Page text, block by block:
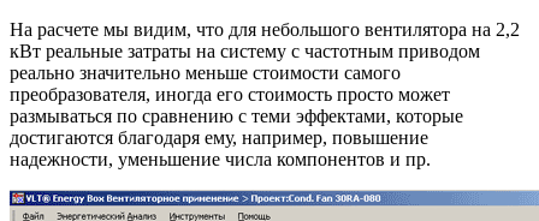
На расчете мы видим, что для небольшого вентилятора на 2,2
кВт реальные затраты на систему с частотным приводом
реально значительно меньше стоимости самого
преобразователя, иногда его стоимость просто может
размываться по сравнению с теми эффектами, которые
достигаются благодаря ему, например, повышение
надежности, уменьшение числа компонентов и пр.